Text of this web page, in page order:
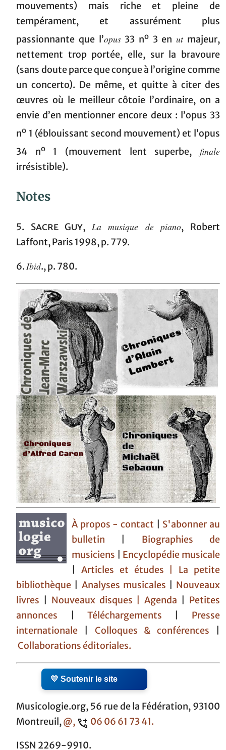
mouvements) mais riche et pleine de
tempérament, et assurément plus
passionnante que l’opus33 no 3 en utmajeur,
nettement trop portée, elle, sur la bravoure
(sans doute parce que conçue à l’origine comme
un concerto). De même, et quitte à citer des
œuvres où le meilleur côtoie l’ordinaire, on a
envie d’en mentionner encore deux : l’opus 33
no 1 (éblouissant second mouvement) et l’opus
34 no1 (mouvement lent superbe, finale
irrésistible).
Notes
5. Sacre Guy, La musique de piano, Robert
Laffont, Paris 1998, p. 779.
6.Ibid., p. 780.
À propos - contact
S'abonner au
bulletin
Biographies de
musiciens
Encyclopédie musicale
|Articles et études | La petite
bibliothèque
Analyses musicales
Nouveaux
livres
Nouveaux disques |Agenda
Petites
annonces
Téléchargements
Presse
internationale
Colloques & conférences
Collaborations éditoriales.
💛 Soutenir le site
Musicologie.org, 56 rue de la Fédération, 93100
Montreuil,@, 06 06 61 73 41.
ISSN 2269-9910.